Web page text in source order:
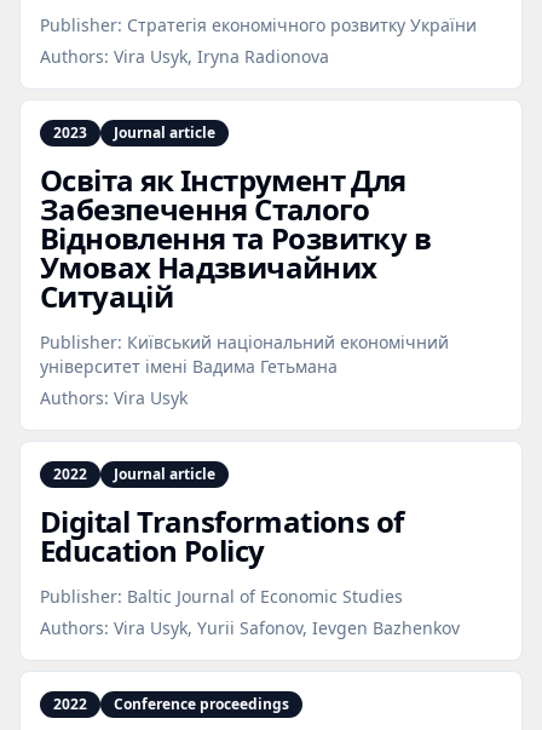
Publisher: Стратегія економічного розвитку України
Authors: Vira Usyk, Iryna Radionova
2023 Journal article
Освіта як Інструмент Для
Забезпечення Сталого
Відновлення та Розвитку в
Умовах Надзвичайних
Ситуацій
Publisher: Київський національний економічний
університет імені Вадима Гетьмана
Authors: Vira Usyk
2022 Journal article
Digital Transformations of
Education Policy
Publisher: Baltic Journal of Economic Studies
Authors: Vira Usyk, Yurii Safonov, Ievgen Bazhenkov
2022 Conference proceedings